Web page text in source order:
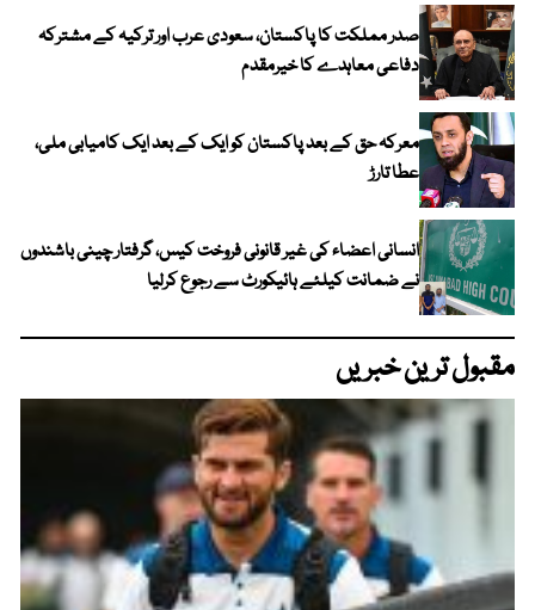
صدر مملکت کا پاکستان، سعودی عرب اور ترکیہ کے مشترکہ
دفاعی معاہدے کا خیرمقدم
معرکہ حق کے بعد پاکستان کو ایک کے بعد ایک کامیابی ملی،
عطا تارڑ
انسانی اعضاء کی غیر قانونی فروخت کیس، گرفتار چینی باشندوں
نے ضمانت کیلئے ہائیکورٹ سے رجوع کرلیا
مقبول ترین خبریں